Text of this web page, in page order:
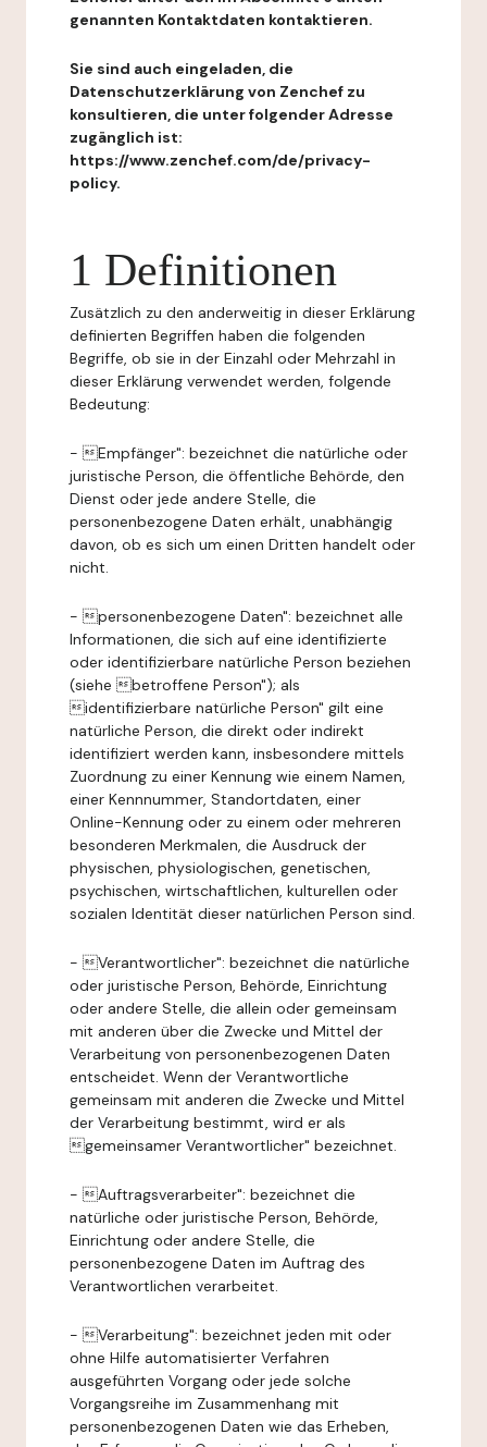
genannten Kontaktdaten kontaktieren.
Sie sind auch eingeladen, die
Datenschutzerklärung von Zenchef zu
konsultieren, die unter folgender Adresse
zugänglich ist:
https://www.zenchef.com/de/privacy-
policy.
1 Definitionen
Zusätzlich zu den anderweitig in dieser Erklärung
definierten Begriffen haben die folgenden
Begriffe, ob sie in der Einzahl oder Mehrzahl in
dieser Erklärung verwendet werden, folgende
Bedeutung:
- Empfänger": bezeichnet die natürliche oder
juristische Person, die öffentliche Behörde, den
Dienst oder jede andere Stelle, die
personenbezogene Daten erhält, unabhängig
davon, ob es sich um einen Dritten handelt oder
nicht.
- personenbezogene Daten": bezeichnet alle
Informationen, die sich auf eine identifizierte
oder identifizierbare natürliche Person beziehen
(siehe betroffene Person"); als
identifizierbare natürliche Person" gilt eine
natürliche Person, die direkt oder indirekt
identifiziert werden kann, insbesondere mittels
Zuordnung zu einer Kennung wie einem Namen,
einer Kennnummer, Standortdaten, einer
Online-Kennung oder zu einem oder mehreren
besonderen Merkmalen, die Ausdruck der
physischen, physiologischen, genetischen,
psychischen, wirtschaftlichen, kulturellen oder
sozialen Identität dieser natürlichen Person sind.
- Verantwortlicher": bezeichnet die natürliche
oder juristische Person, Behörde, Einrichtung
oder andere Stelle, die allein oder gemeinsam
mit anderen über die Zwecke und Mittel der
Verarbeitung von personenbezogenen Daten
entscheidet. Wenn der Verantwortliche
gemeinsam mit anderen die Zwecke und Mittel
der Verarbeitung bestimmt, wird er als
gemeinsamer Verantwortlicher" bezeichnet.
- Auftragsverarbeiter": bezeichnet die
natürliche oder juristische Person, Behörde,
Einrichtung oder andere Stelle, die
personenbezogene Daten im Auftrag des
Verantwortlichen verarbeitet.
- Verarbeitung": bezeichnet jeden mit oder
ohne Hilfe automatisierter Verfahren
ausgeführten Vorgang oder jede solche
Vorgangsreihe im Zusammenhang mit
personenbezogenen Daten wie das Erheben,